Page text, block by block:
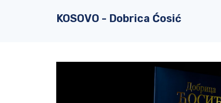
KOSOVO - Dobrica Ćosić